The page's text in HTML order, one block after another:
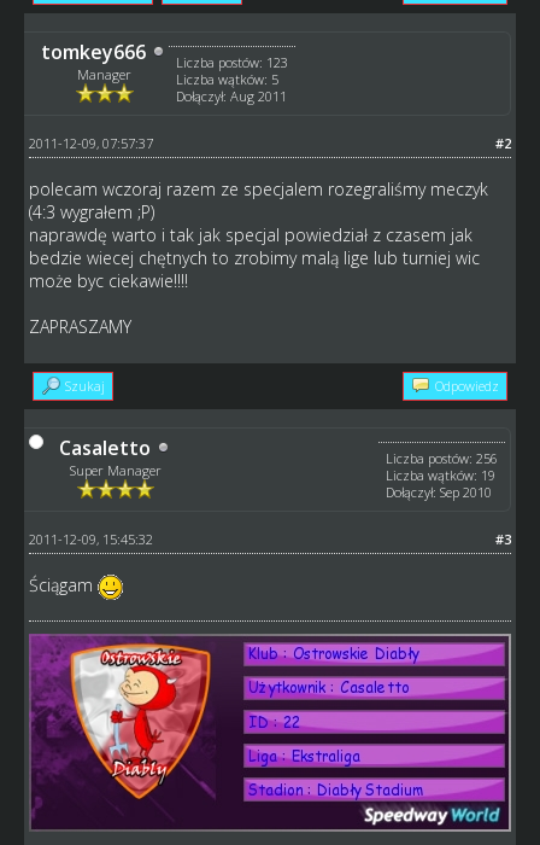
tomkey666
Manager
Liczba postów: 123
Liczba wątków: 5
Dołączył: Aug 2011
#2
2011-12-09, 07:57:37
polecam wczoraj razem ze specjalem rozegraliśmy meczyk
(4:3 wygrałem ;P)
naprawdę warto i tak jak specjal powiedział z czasem jak
bedzie wiecej chętnych to zrobimy malą lige lub turniej wic
może byc ciekawie!!!!
ZAPRASZAMY
Szukaj Odpowiedz
Casaletto
Super Manager
Liczba postów: 256
Liczba wątków: 19
Dołączył: Sep 2010
#3
2011-12-09, 15:45:32
Ściągam